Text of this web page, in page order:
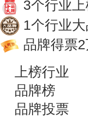
3个行业
1个行业
品牌得票
上榜行业
品牌榜
品牌投票